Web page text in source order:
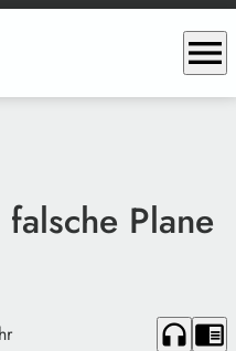
menu
Plane
headphones chrome_reader_mode